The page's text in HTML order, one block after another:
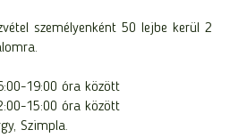
személyenként 50 lejbe kerül 2
19:00 óra között
15:00 óra között
Szimpla.